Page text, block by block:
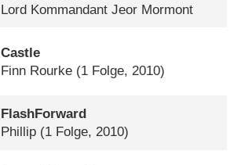
Lord Kommandant Jeor Mormont
Castle
Finn Rourke (1 Folge, 2010)
FlashForward
Phillip (1 Folge, 2010)